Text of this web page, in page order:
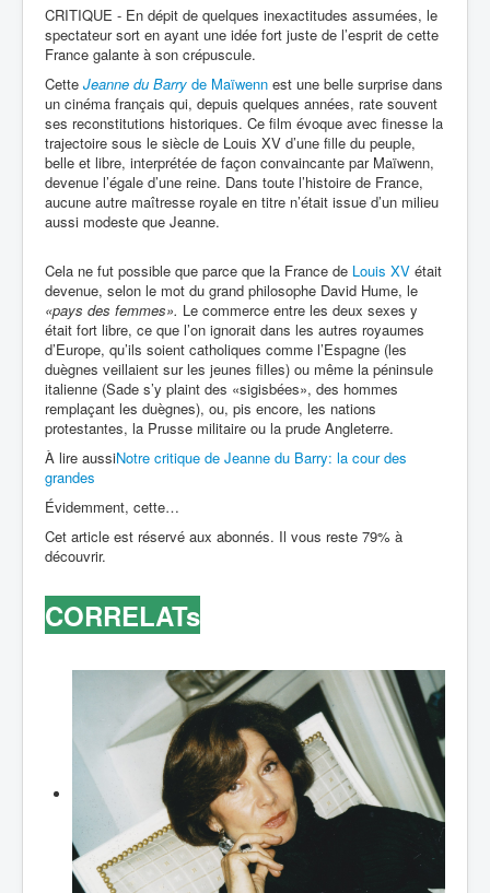
CRITIQUE - En dépit de quelques inexactitudes assumées, le
spectateur sort en ayant une idée fort juste de l’esprit de cette
France galante à son crépuscule.
Cette Jeanne du Barry de Maïwenn est une belle surprise dans
un cinéma français qui, depuis quelques années, rate souvent
ses reconstitutions historiques. Ce film évoque avec finesse la
trajectoire sous le siècle de Louis XV d’une fille du peuple,
belle et libre, interprétée de façon convaincante par Maïwenn,
devenue l’égale d’une reine. Dans toute l’histoire de France,
aucune autre maîtresse royale en titre n’était issue d’un milieu
aussi modeste que Jeanne.
Cela ne fut possible que parce que la France de Louis XV était
devenue, selon le mot du grand philosophe David Hume, le
«pays des femmes». Le commerce entre les deux sexes y
était fort libre, ce que l’on ignorait dans les autres royaumes
d’Europe, qu’ils soient catholiques comme l’Espagne (les
duègnes veillaient sur les jeunes filles) ou même la péninsule
italienne (Sade s’y plaint des «sigisbées», des hommes
remplaçant les duègnes), ou, pis encore, les nations
protestantes, la Prusse militaire ou la prude Angleterre.
À lire aussiNotre critique de Jeanne du Barry: la cour des
grandes
Évidemment, cette…
Cet article est réservé aux abonnés. Il vous reste 79% à
découvrir.
CORRELATs